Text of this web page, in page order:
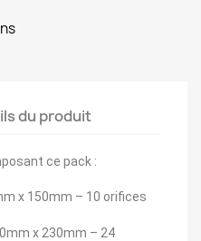
du produit
ce pack :
x 150mm – 10 orifices
x 230mm – 24